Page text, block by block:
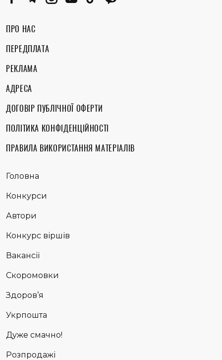
ПРО НАС
ПЕРЕДПЛАТА
РЕКЛАМА
АДРЕСА
ДОГОВІР ПУБЛІЧНОЇ ОФЕРТИ
ПОЛІТИКА КОНФІДЕНЦІЙНОСТІ
ПРАВИЛА ВИКОРИСТАННЯ МАТЕРІАЛІВ
Головна
Конкурси
Автори
Конкурс віршів
Вакансії
Скоромовки
Здоров’я
Укрпошта
Дуже смачно!
Розпродажі